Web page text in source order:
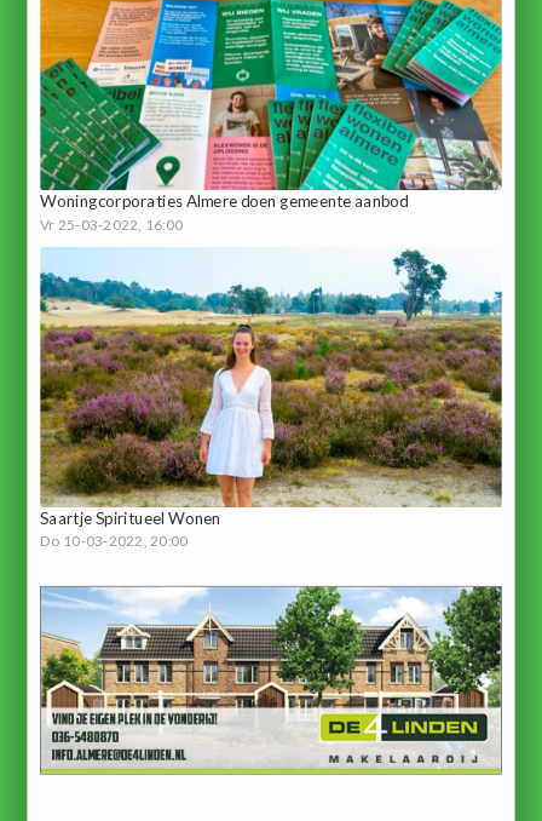
Woningcorporaties Almere doen gemeente aanbod
Vr 25-03-2022, 16:00
Saartje Spiritueel Wonen
Do 10-03-2022, 20:00